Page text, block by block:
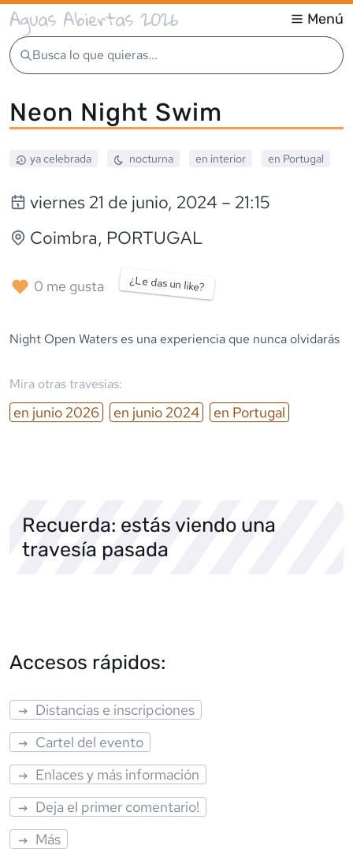
Aguas Abiertas 2026 Menú
Busca lo que quieras...
Neon Night Swim
ya celebrada nocturna en interior en Portugal
viernes 21 de junio, 2024 – 21:15
Coimbra, PORTUGAL
0 me gusta ¿Le das un like?
Night Open Waters es una experiencia que nunca olvidarás
Mira otras travesías:
en junio 2026 en junio 2024 en Portugal
Recuerda: estás viendo una
travesía pasada
Accesos rápidos:
Distancias e inscripciones
Cartel del evento
Enlaces y más información
Deja el primer comentario!
Más